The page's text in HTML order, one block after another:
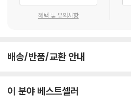
혜택 및 유의사항
배송/반품/교환 안내
이 분야 베스트셀러